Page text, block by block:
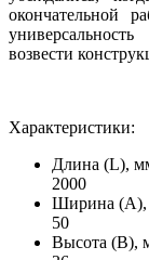
окончательной
возвести
Характеристики:
Длина (L),
2000
Ширина (А),
50
Высота (В),